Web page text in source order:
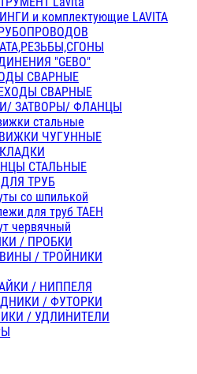
и комплектующие LAVITA
"GEBO"
СВАРНЫЕ
СВАРНЫЕ
ЗАТВОРЫ/ ФЛАНЦЫ
стальные
ЧУГУННЫЕ
СТАЛЬНЫЕ
ТРУБ
со шпилькой
для труб ТАЕН
червячный
/ ПРОБКИ
/ ТРОЙНИКИ
/ НИППЕЛЯ
/ ФУТОРКИ
/ УДЛИНИТЕЛИ